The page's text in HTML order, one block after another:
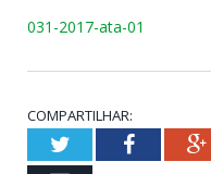
031-2017-ata-01
COMPARTILHAR:
TwitterFacebook